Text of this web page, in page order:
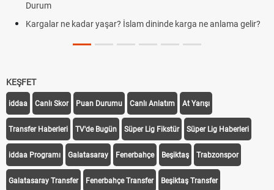
Durum
Kargalar ne kadar yaşar? İslam dininde karga ne anlama gelir?
KEŞFET
iddaa Canlı Skor Puan Durumu Canlı Anlatım At Yarışı
Transfer Haberleri TV'de Bugün Süper Lig Fikstür Süper Lig Haberleri
iddaa Programı Galatasaray Fenerbahçe Beşiktaş Trabzonspor
Galatasaray Transfer Fenerbahçe Transfer Beşiktaş Transfer